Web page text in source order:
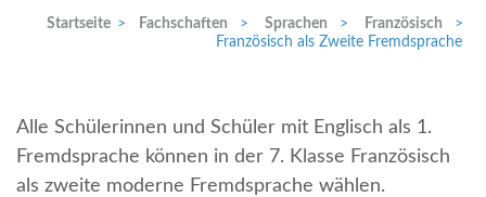
Startseite > Fachschaften > Sprachen > Französisch
>
Französisch als Zweite Fremdsprache
Alle Schülerinnen und Schüler mit Englisch als 1.
Fremdsprache können in der 7. Klasse Französisch
als zweite moderne Fremdsprache wählen.